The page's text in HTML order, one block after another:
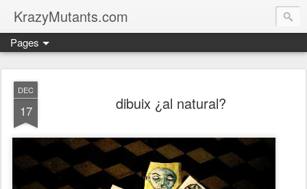
KrazyMutants.com
Pages
DEC
17 dibuix ¿al natural?